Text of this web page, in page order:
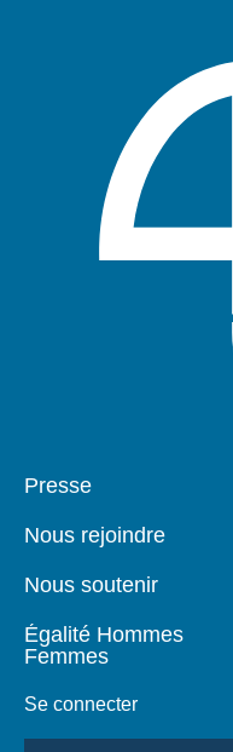
Pied
Presse
Nous rejoindre
Nous soutenir
Égalité Hommes
Femmes
Se connecter